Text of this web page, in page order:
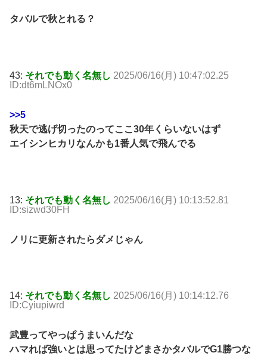
タバルで秋とれる？
43: それでも動く名無し 2025/06/16(月) 10:47:02.25
ID:dt6mLNOx0
>>5
秋天で逃げ切ったのってここ30年くらいないはず
エイシンヒカリなんかも1番人気で飛んでる
13: それでも動く名無し 2025/06/16(月) 10:13:52.81
ID:sizwd30FH
ノリに更新されたらダメじゃん
14: それでも動く名無し 2025/06/16(月) 10:14:12.76
ID:Cyiupiwrd
武豊ってやっぱうまいんだな
ハマれば強いとは思ってたけどまさかタバルでG1勝つな